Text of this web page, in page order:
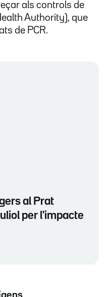
als controls de
Authority), que
de PCR.
al Prat
per l'impacte